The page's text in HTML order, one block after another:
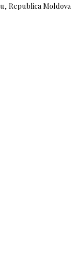
Republica Moldova